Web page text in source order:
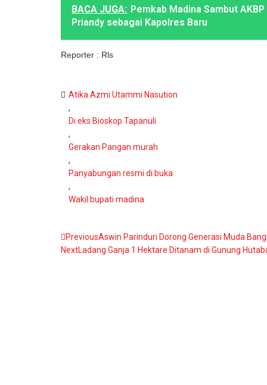
BACA JUGA: Pemkab Madina Sambut
Priandy sebagai Kapolres Baru
Reporter : Rls
Atika Azmi Utammi Nasution
,
Di eks Bioskop Tapanuli
,
Gerakan Pangan murah
,
Panyabungan resmi di buka
,
Wakil bupati madina
PreviousAswin Parinduri Dorong Generasi Muda
NextLadang Ganja 1 Hektare Ditanam di Gunung